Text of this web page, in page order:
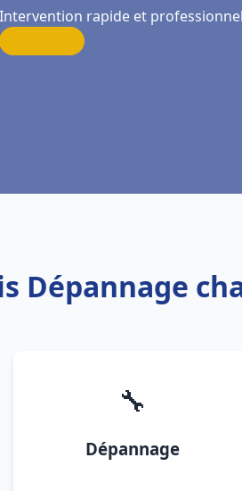
Intervention rapide et
Dépannage
🔧
Dépannage